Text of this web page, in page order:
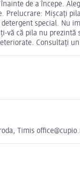
de a începe.
Mișcați
special. Nu
că pila nu
Consultați
Timis